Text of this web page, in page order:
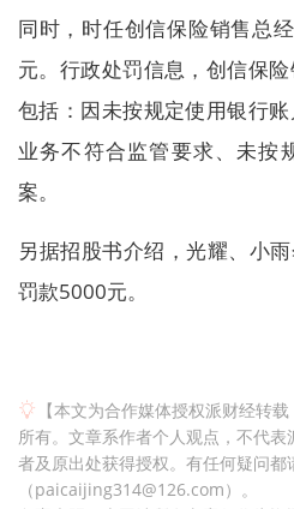
同时，时任创信保险销售总
元。行政处罚信息，创信保
包括：因未按规定使用银行
业务不符合监管要求、未按
案。
另据招股书介绍，光耀、小
罚款5000元。
【本文为合作媒体授权派财经转
所有。文章系作者个人观点，不代
者及原出处获得授权。有任何疑问都
（paicaijing314@126.com）。